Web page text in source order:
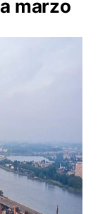
marzo